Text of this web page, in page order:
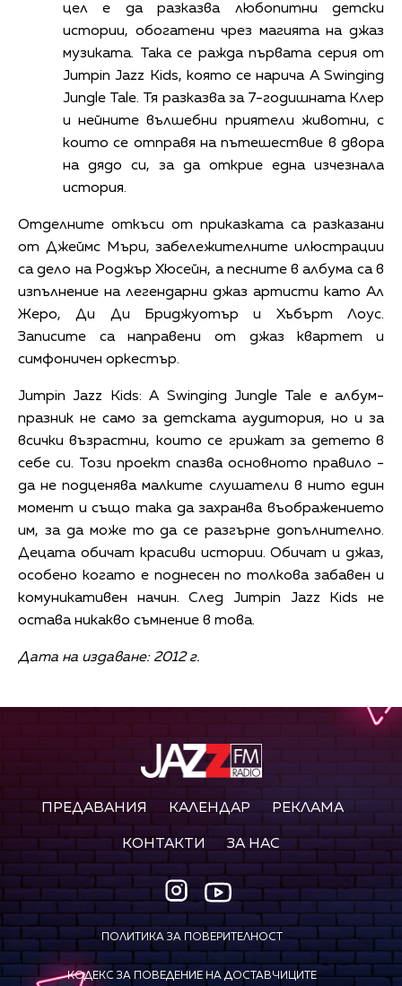
цел е да разказва любопитни детски
истории, обогатени чрез магията на джаз
музиката. Така се ражда първата серия от
Jumpin Jazz Kids, която се нарича A Swinging
Jungle Tale. Тя разказва за 7-годишната Клер
и нейните вълшебни приятели животни, с
които се отправя на пътешествие в двора
на дядо си, за да открие една изчезнала
история.
Отделните откъси от приказката са разказани
от Джеймс Мъри, забележителните илюстрации
са дело на Роджър Хюсейн, а песните в албума са в
изпълнение на легендарни джаз артисти като Ал
Жеро, Ди Ди Бриджуотър и Хъбърт Лоус.
Записите са направени от джаз квартет и
симфоничен оркестър.
Jumpin Jazz Kids: A Swinging Jungle Tale е албум-
празник не само за детската аудитория, но и за
всички възрастни, които се грижат за детето в
себе си. Този проект спазва основното правило -
да не подценява малките слушатели в нито един
момент и също така да захранва въображението
им, за да може то да се разгърне допълнително.
Децата обичат красиви истории. Обичат и джаз,
особено когато е поднесен по толкова забавен и
комуникативен начин. След Jumpin Jazz Kids не
остава никакво съмнение в това.
Дата на издаване: 2012 г.
ПРЕДАВАНИЯ КАЛЕНДАР РЕКЛАМА
КОНТАКТИ ЗА НАС
ПОЛИТИКА ЗА ПОВЕРИТЕЛНОСТ
КОДЕКС ЗА ПОВЕДЕНИЕ НА ДОСТАВЧИЦИТЕ